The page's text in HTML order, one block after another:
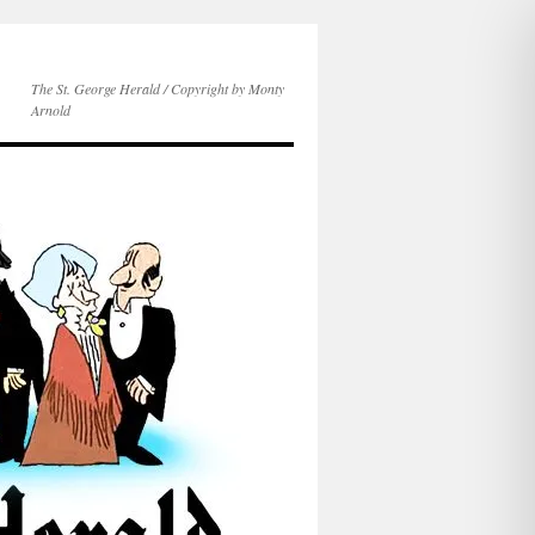
The St. George Herald / Copyright by Monty
Arnold